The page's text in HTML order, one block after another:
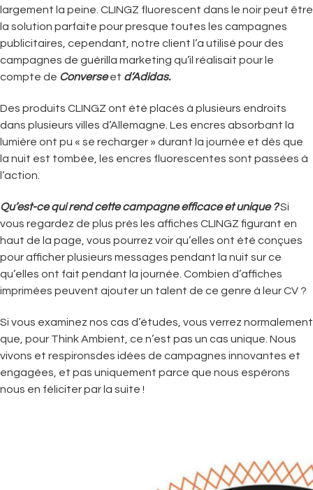
largement la peine. CLINGZ fluorescent dans le noir peut être
la solution parfaite pour presque toutes les campagnes
publicitaires, cependant, notre client l’a utilisé pour des
campagnes de guérilla marketing qu’il réalisait pour le
compte de Converseet d’Adidas.
Des produits CLINGZ ont été placés à plusieurs endroits
dans plusieurs villes d’Allemagne. Les encres absorbant la
lumière ont pu « se recharger » durant la journée et dès que
la nuit est tombée, les encres fluorescentes sont passées à
l’action.
Qu’est-ce qui rend cette campagne efficace et unique ?Si
vous regardez de plus près les affiches CLINGZ figurant en
haut de la page, vous pourrez voir qu’elles ont été conçues
pour afficher plusieurs messages pendant la nuit sur ce
qu’elles ont fait pendant la journée. Combien d’affiches
imprimées peuvent ajouter un talent de ce genre à leur CV ?
Si vous examinez nos cas d’études, vous verrez normalement
que, pour Think Ambient, ce n’est pas un cas unique. Nous
vivons et respironsdes idées de campagnes innovantes et
engagées, et pas uniquement parce que nous espérons
nous en féliciter par la suite !